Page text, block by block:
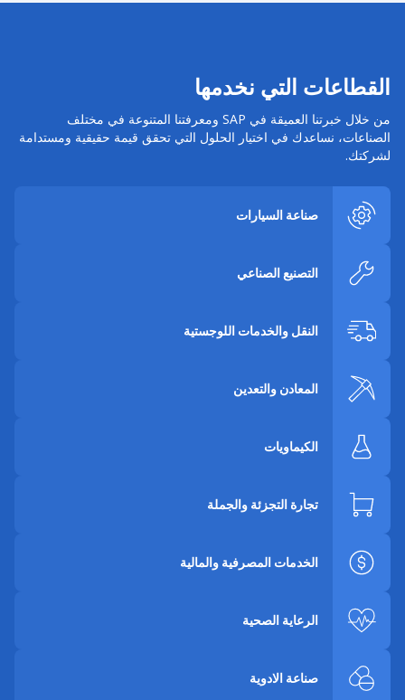
القطاعات التي نخدمها
من خلال خبرتنا العميقة في SAP ومعرفتنا المتنوعة في مختلف
الصناعات، نساعدك في اختيار الحلول التي تحقق قيمة حقيقية ومستدامة
لشركتك.
صناعة السيارات
التصنيع الصناعي
النقل والخدمات اللوجستية
المعادن والتعدين
الكيماويات
تجارة التجزئة والجملة
الخدمات المصرفية والمالية
الرعاية الصحية
صناعة الادوية